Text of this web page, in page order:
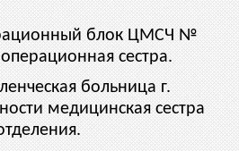
блок ЦМСЧ №
сестра.
больница г.
медицинская сестра